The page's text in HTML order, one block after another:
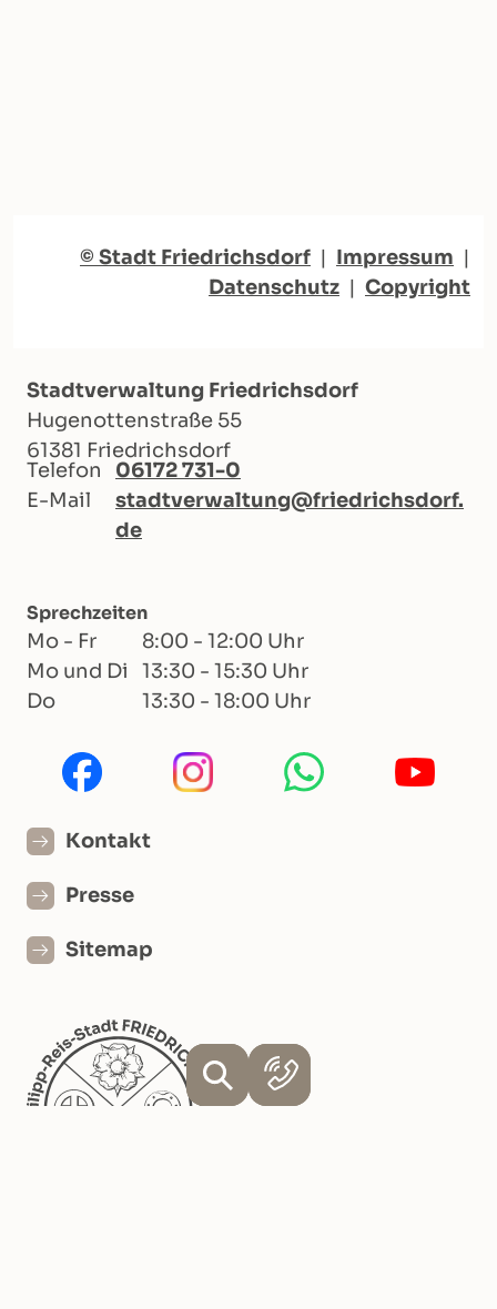
© Stadt Friedrichsdorf | Impressum |
Datenschutz | Copyright
Stadtverwaltung Friedrichsdorf
Hugenottenstraße 55
61381 Friedrichsdorf
Telefon
06172 731-0
E-Mail
stadtverwaltung@friedrichsdorf.
de
Sprechzeiten
Mo - Fr
8:00 - 12:00 Uhr
Mo und Di
13:30 - 15:30 Uhr
Do
13:30 - 18:00 Uhr
Kontakt
Presse
Sitemap